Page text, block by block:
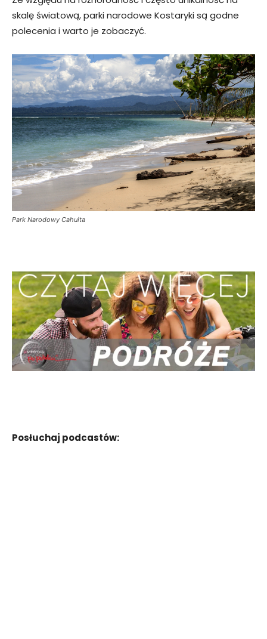
skalę światową, parki narodowe Kostaryki są godne
polecenia i warto je zobaczyć.
Park Narodowy Cahuita
Posłuchaj podcastów: